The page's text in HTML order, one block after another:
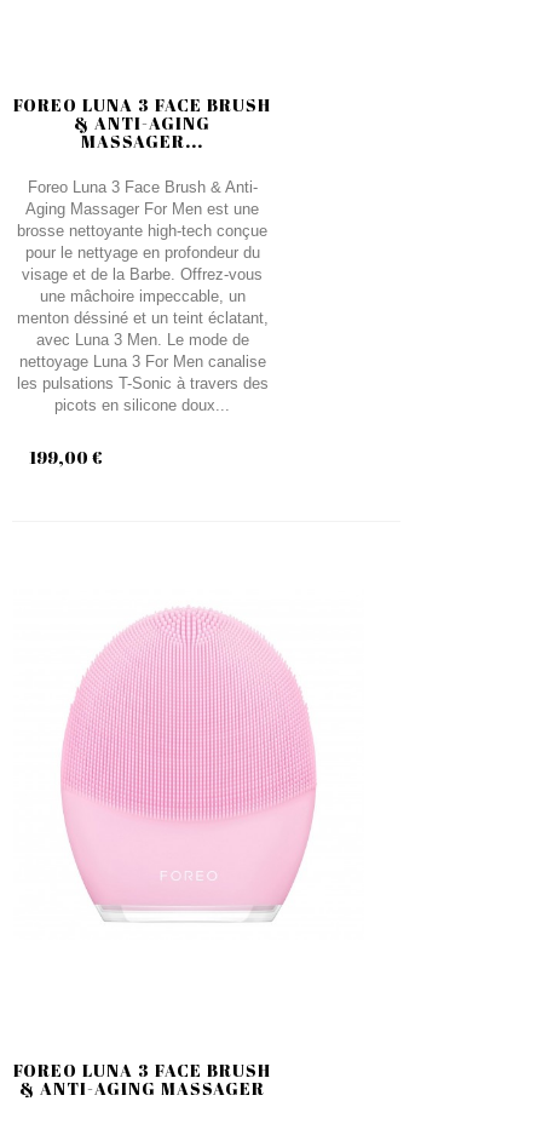
FOREO LUNA 3 FACE BRUSH
& ANTI-AGING
MASSAGER...
Foreo Luna 3 Face Brush & Anti-
Aging Massager For Men est une
brosse nettoyante high-tech conçue
pour le nettyage en profondeur du
visage et de la Barbe. Offrez-vous
une mâchoire impeccable, un
menton déssiné et un teint éclatant,
avec Luna 3 Men. Le mode de
nettoyage Luna 3 For Men canalise
les pulsations T-Sonic à travers des
picots en silicone doux...
199,00 €
FOREO LUNA 3 FACE BRUSH
& ANTI-AGING MASSAGER